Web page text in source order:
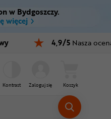
Ctrl M
w Bydgoszczy.
więcej
4,9/5 Nasza
Kontrast Zaloguj się Koszyk